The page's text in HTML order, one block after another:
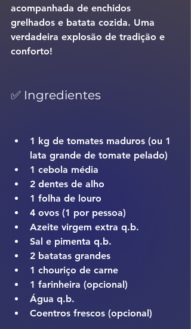
acompanhada de enchidos
grelhados e batata cozida. Uma
verdadeira explosão de tradição e
conforto!
✅ Ingredientes
1 kg de tomates maduros (ou 1
lata grande de tomate pelado)
1 cebola média
2 dentes de alho
1 folha de louro
4 ovos (1 por pessoa)
Azeite virgem extra q.b.
Sal e pimenta q.b.
2 batatas grandes
1 chouriço de carne
1 farinheira (opcional)
Água q.b.
Coentros frescos (opcional)